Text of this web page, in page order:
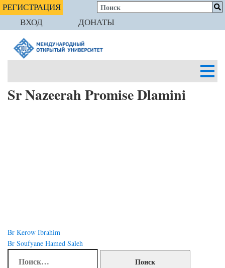
РЕГИСТРАЦИЯ
ВХОД
ДОНАТЫ
Sr Nazeerah Promise Dlamini
Навигация
по
записям
Br Kerow Ibrahim
Br Soufyane Hamed Saleh